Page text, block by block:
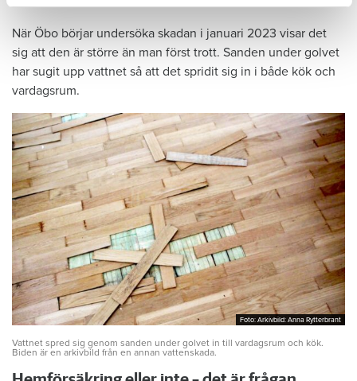
När Öbo börjar undersöka skadan i januari 2023 visar det
sig att den är större än man först trott. Sanden under golvet
har sugit upp vattnet så att det spridit sig in i både kök och
vardagsrum.
Foto: Arkivbild: Anna Rytterbrant
Foto: Arkivbild: Anna Rytterbrant
Vattnet spred sig genom sanden under golvet in till vardagsrum och kök.
Biden är en arkivbild från en annan vattenskada.